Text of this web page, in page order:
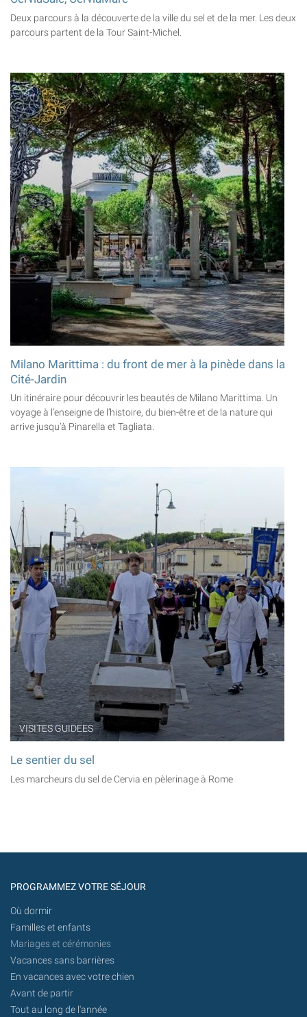
Deux parcours à la découverte de la ville du sel et de la mer. Les deux
parcours partent de la Tour Saint-Michel.
Milano Marittima : du front de mer à la pinède dans la
Cité-Jardin
Un itinéraire pour découvrir les beautés de Milano Marittima. Un
voyage à l’enseigne de l’histoire, du bien-être et de la nature qui
arrive jusqu’à Pinarella et Tagliata.
VISITES GUIDEES
Le sentier du sel
Les marcheurs du sel de Cervia en pèlerinage à Rome
PROGRAMMEZ VOTRE SÉJOUR
Où dormir
Familles et enfants
Mariages et cérémonies
Vacances sans barrières
En vacances avec votre chien
Avant de partir
Tout au long de l'année